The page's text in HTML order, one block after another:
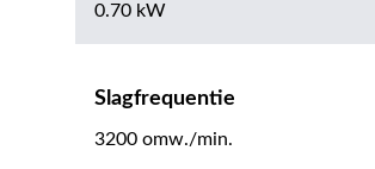
0.70 kW
Slagfrequentie
3200 omw./min.